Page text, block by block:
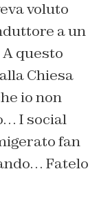
voluto
a un
questo
Chiesa
io non
I social
fan
Fatelo